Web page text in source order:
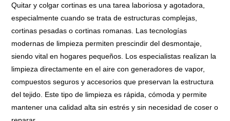
Quitar y colgar cortinas es una tarea laboriosa y agotadora,
especialmente cuando se trata de estructuras complejas,
cortinas pesadas o cortinas romanas. Las tecnologías
modernas de limpieza permiten prescindir del desmontaje,
siendo vital en hogares pequeños. Los especialistas realizan la
limpieza directamente en el aire con generadores de vapor,
compuestos seguros y accesorios que preservan la estructura
del tejido. Este tipo de limpieza es rápida, cómoda y permite
mantener una calidad alta sin estrés y sin necesidad de coser o